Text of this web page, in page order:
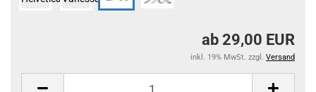
ab 29,00 EUR
inkl. 19% MwSt. zzgl. Versand